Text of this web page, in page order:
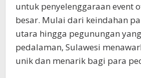
untuk penyelenggaraan event
besar. Mulai dari keindahan
utara hingga pegunungan
pedalaman, Sulawesi
unik dan menarik bagi para